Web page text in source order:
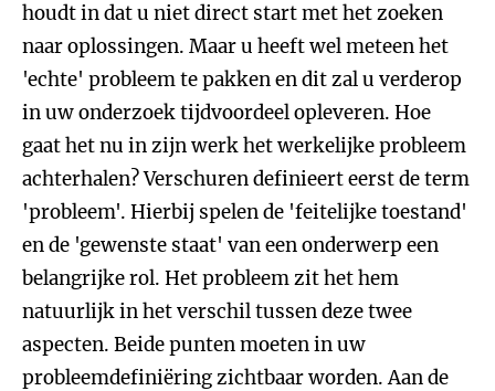
houdt in dat u niet direct start met het zoeken
naar oplossingen. Maar u heeft wel meteen het
'echte' probleem te pakken en dit zal u verderop
in uw onderzoek tijdvoordeel opleveren. Hoe
gaat het nu in zijn werk het werkelijke probleem
achterhalen? Verschuren definieert eerst de term
'probleem'. Hierbij spelen de 'feitelijke toestand'
en de 'gewenste staat' van een onderwerp een
belangrijke rol. Het probleem zit het hem
natuurlijk in het verschil tussen deze twee
aspecten. Beide punten moeten in uw
probleemdefiniëring zichtbaar worden. Aan de